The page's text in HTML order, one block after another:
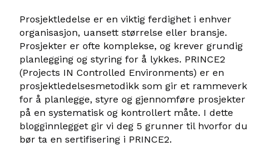
Prosjektledelse er en viktig ferdighet i enhver
organisasjon, uansett størrelse eller bransje.
Prosjekter er ofte komplekse, og krever grundig
planlegging og styring for å lykkes. PRINCE2
(Projects IN Controlled Environments) er en
prosjektledelsesmetodikk som gir et rammeverk
for å planlegge, styre og gjennomføre prosjekter
på en systematisk og kontrollert måte. I dette
blogginnlegget gir vi deg 5 grunner til hvorfor du
bør ta en sertifisering i PRINCE2.